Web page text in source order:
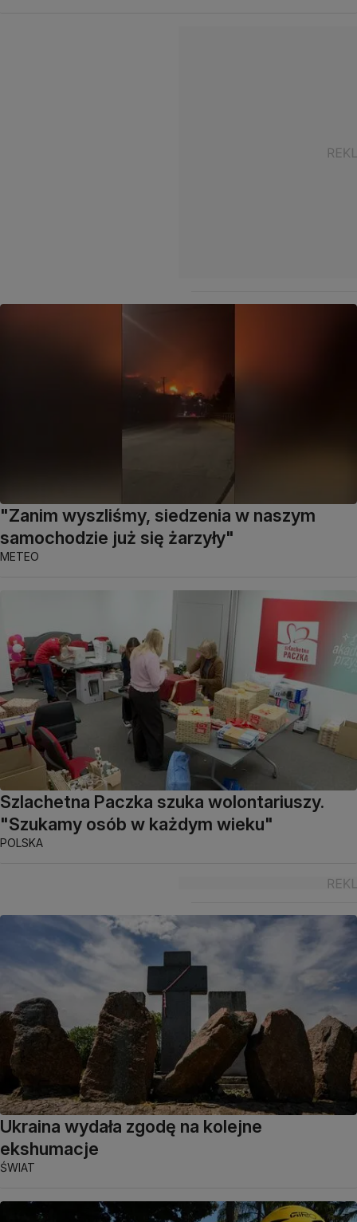
"Zanim wyszliśmy, siedzenia w naszym
samochodzie już się żarzyły"
METEO
Szlachetna Paczka szuka wolontariuszy.
"Szukamy osób w każdym wieku"
POLSKA
Ukraina wydała zgodę na kolejne
ekshumacje
ŚWIAT